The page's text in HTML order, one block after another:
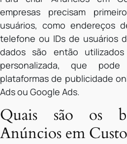
empresas precisam
usuários, como endereços
telefone ou IDs de usuários
dados são então
personalizada, que
plataformas de publicidade
Ads ou Google Ads.
Quais são os
Anúncios em